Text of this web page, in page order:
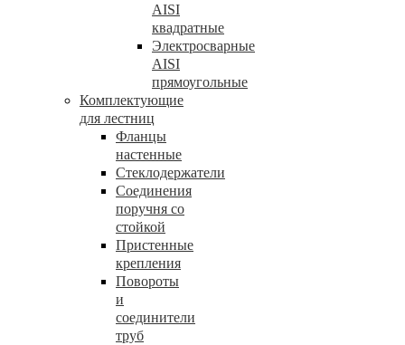
AISI
квадратные
Электросварные
AISI
прямоугольные
Комплектующие
для лестниц
Фланцы
настенные
Стеклодержатели
Соединения
поручня со
стойкой
Пристенные
крепления
Повороты
и
соединители
труб